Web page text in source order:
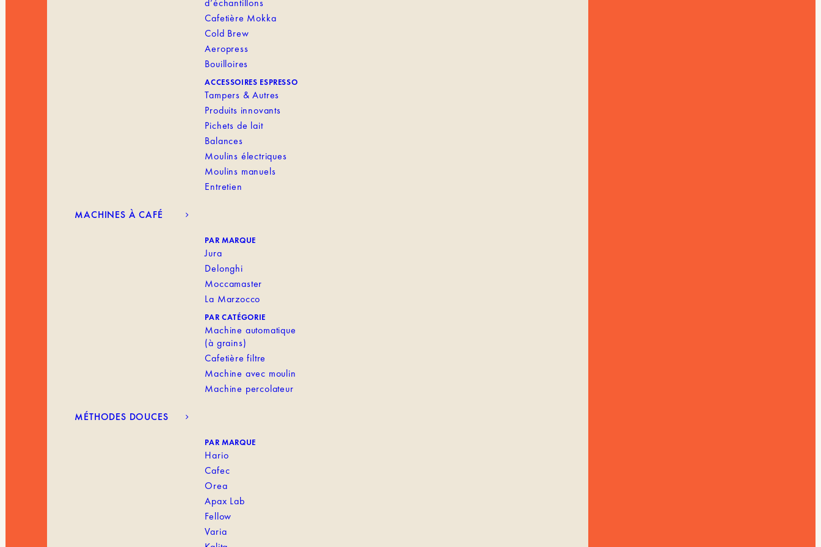
d’échantillons
Cafetière Mokka
Cold Brew
Aeropress
Bouilloires
ACCESSOIRES ESPRESSO
Tampers & Autres
Produits innovants
Pichets de lait
Balances
Moulins électriques
Moulins manuels
Entretien
MACHINES À CAFÉ
PAR MARQUE
Jura
Delonghi
Moccamaster
La Marzocco
PAR CATÉGORIE
Machine automatique
(à grains)
Cafetière filtre
Machine avec moulin
Machine percolateur
MÉTHODES DOUCES
PAR MARQUE
Hario
Cafec
Orea
Apax Lab
Fellow
Varia